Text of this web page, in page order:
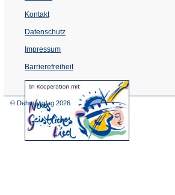
Kontakt
Datenschutz
Impressum
Barrierefreiheit
(Öffnet
in
© Dehm Verlag 2026